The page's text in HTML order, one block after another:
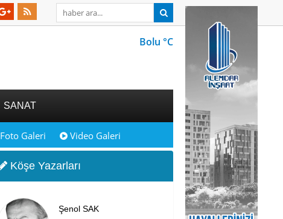
Bolu °C
SANAT
Foto Galeri Video Galeri
Köşe Yazarları
Şenol SAK